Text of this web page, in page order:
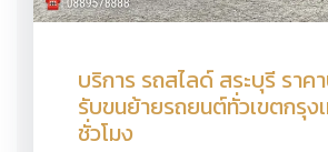
บริการ รถสไลด์ สระบุรี ราค
รับขนย้ายรถยนต์ทั่วเขตกรุง
ชั่วโมง